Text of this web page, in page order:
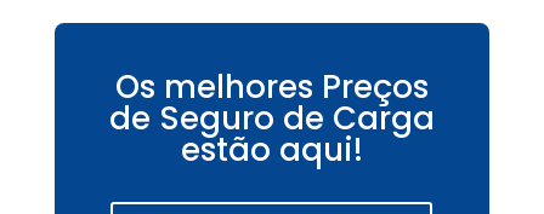
Os melhores Preços
de Seguro de Carga
estão aqui!